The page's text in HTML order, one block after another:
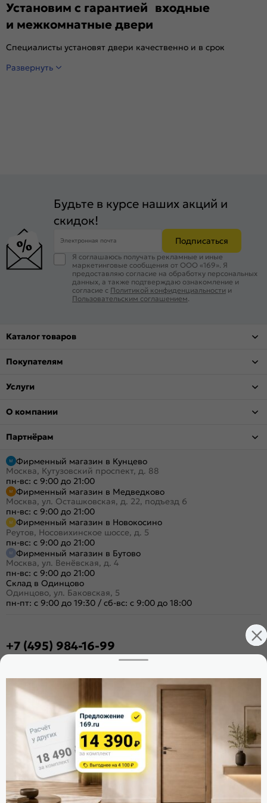
Установим с гарантией входные
и межкомнатные двери
Специалисты установят двери качественно и в срок
Развернуть
Будьте в курсе наших акций и
скидок!
Электронная почта Подписаться
Я соглашаюсь получать рекламные и иные
маркетинговые сообщения от ООО «169». Я
предоставляю согласие на обработку персональных
данных, а также подтверждаю ознакомление и
согласие с Политикой конфиденциальности и
Пользовательским соглашением.
Каталог товаров
Покупателям
Услуги
О компании
Партнёрам
Фирменный магазин в Кунцево
Москва, Кутузовский проспект, д. 88
пн-вс: с 9:00 до 21:00
Фирменный магазин в Медведково
Москва, ул. Осташковская, д. 22, подъезд 6
пн-вс: с 9:00 до 21:00
Фирменный магазин в Новокосино
Реутов, Носовихинское шоссе, д. 5
пн-вс: с 9:00 до 21:00
Фирменный магазин в Бутово
Москва, ул. Венёвская, д. 4
пн-вс: с 9:00 до 21:00
Склад в Одинцово
Одинцово, ул. Баковская, 5
пн-пт: с 9:00 до 19:30 / сб-вс: с 9:00 до 18:00
+7 (495) 984-16-99
Поделиться
Оцените магазин
ИКС 1340